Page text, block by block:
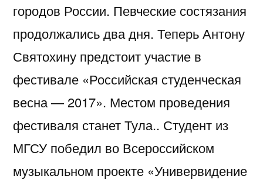
городов России. Певческие состязания
продолжались два дня. Теперь Антону
Святохину предстоит участие в
фестивале «Российская студенческая
весна — 2017». Местом проведения
фестиваля станет Тула.. Студент из
МГСУ победил во Всероссийском
музыкальном проекте «Универвидение